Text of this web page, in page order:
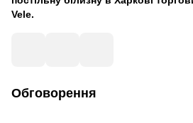
Vele.
Обговорення